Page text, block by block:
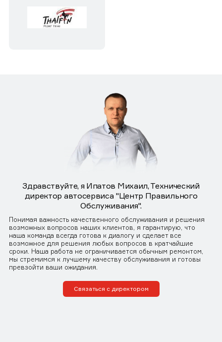
Здравствуйте, я Ипатов Михаил, Технический
директор автосервиса "Центр Правильного
Обслуживания".
Понимая важность качественного обслуживания и решения
возможных вопросов наших клиентов, я гарантирую, что
наша команда всегда готова к диалогу и сделает все
возможное для решения любых вопросов в кратчайшие
сроки. Наша работа не ограничивается обычным ремонтом,
мы стремимся к лучшему качеству обслуживания и готовы
превзойти ваши ожидания.
Связаться с директором